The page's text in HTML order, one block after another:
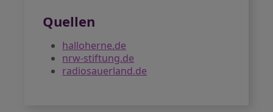
Quellen
halloherne.de
nrw-stiftung.de
radiosauerland.de